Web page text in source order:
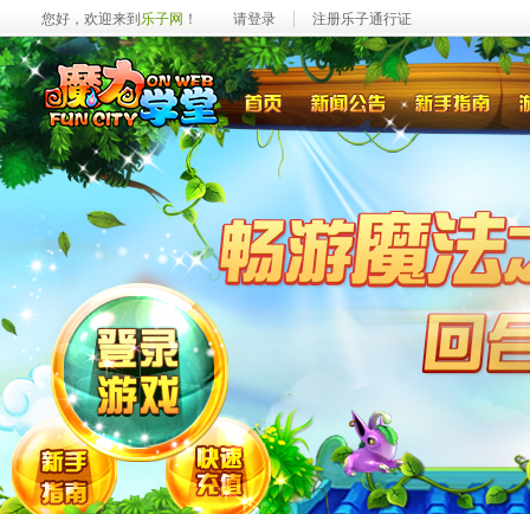
您好，欢迎来到 乐子网 ！ 请登录 注册乐子通行证